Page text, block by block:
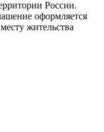
России.
оформляется
жительства